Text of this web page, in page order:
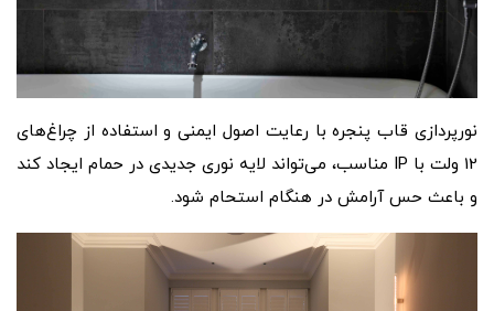
نورپردازی قاب پنجره با رعایت اصول ایمنی و استفاده از چراغ‌های
12 ولت با IP مناسب، می‌تواند لایه نوری جدیدی در حمام ایجاد کند
و باعث حس آرامش در هنگام استحام شود.